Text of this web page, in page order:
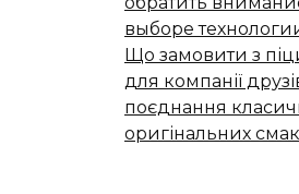
выборе
Що замовити з
для компанії
поєднання
оригінальних